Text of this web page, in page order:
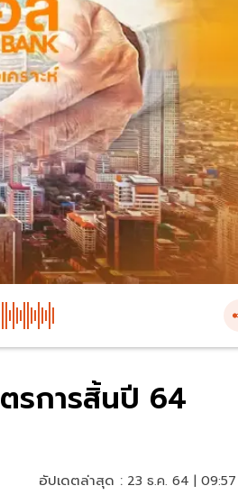
รการสิ้นปี 64
อัปเดตล่าสุด : 23 ธ.ค. 64 |